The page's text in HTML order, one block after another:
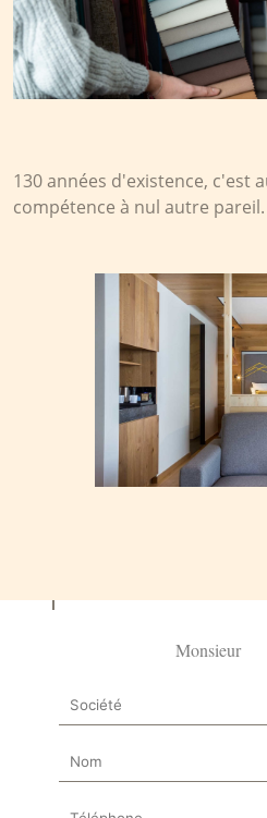
130 années d'existence, c'est
compétence à nul autre pareil.
Monsieur